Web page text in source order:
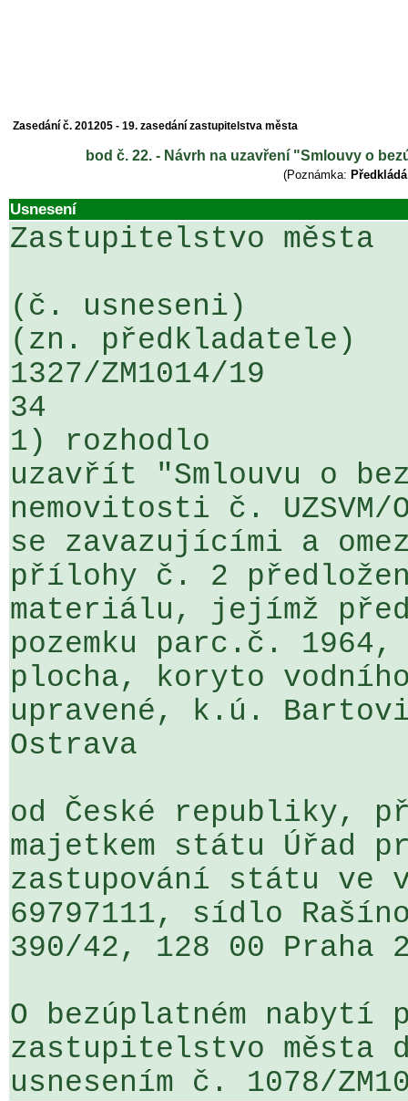
Zasedání č. 201205 - 19. zasedání zastupitelstva města
bod č. 22. - Návrh na uzavření "Smlouvy o
(Poznámka:
Usnesení
Zastupitelstvo města
(č. usneseni)
(zn. předkladatele)
1327/ZM1014/19
34
1) rozhodlo
uzavřít "Smlouvu o
nemovitosti č. UZSVM/
se zavazujícími a
přílohy č. 2
materiálu, jejímž
pozemku parc.č.
plocha, koryto
upravené, k.ú.
Ostrava
od České republiky,
majetkem státu Úřad
zastupování státu ve
69797111, sídlo
390/42, 128 00 Praha
O bezúplatném nabytí
zastupitelstvo města
usnesením č. 1078/